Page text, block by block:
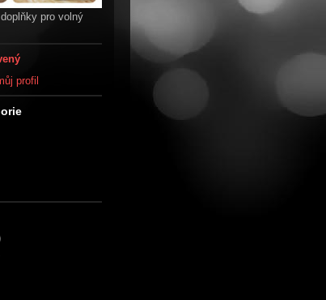
pro volný
profil